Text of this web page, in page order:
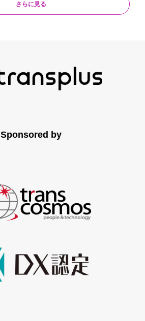
さらに見る
Sponsored by